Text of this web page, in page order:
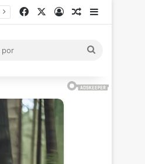
FacebookEntrarArtigoBarra